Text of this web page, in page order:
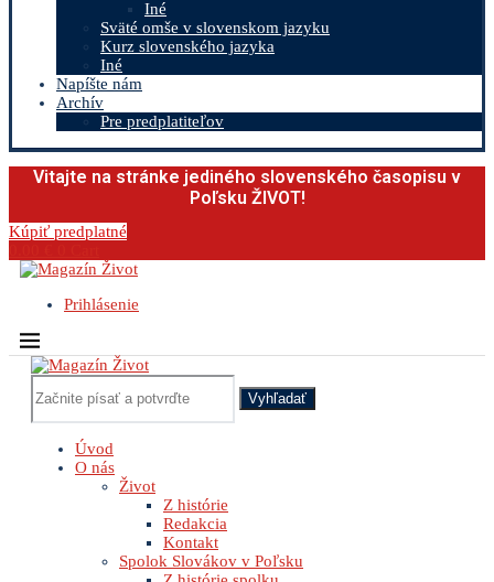
Iné
Sväté omše v slovenskom jazyku
Kurz slovenského jazyka
Iné
Napíšte nám
Archív
Pre predplatiteľov
Vitajte na stránke jediného slovenského časopisu v
Poľsku ŽIVOT!
Kúpiť predplatné
Prihlásenie
Vyhľadať
Úvod
O nás
Život
Z histórie
Redakcia
Kontakt
Spolok Slovákov v Poľsku